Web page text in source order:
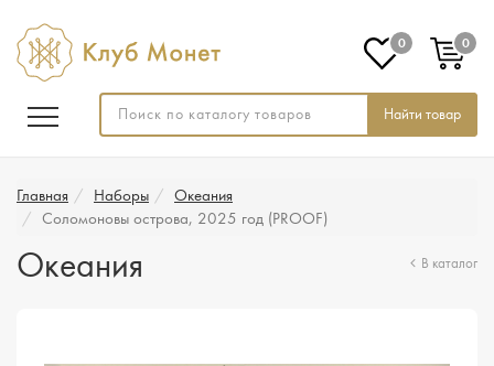
Найти товар
0 0
Главная Наборы
Океания
Соломоновы острова, 2025 год (PROOF)
Океания В каталог